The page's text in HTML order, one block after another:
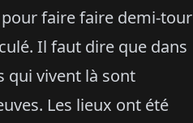
faire faire demi-tour
Il faut dire que dans
qui vivent là sont
Les lieux ont été